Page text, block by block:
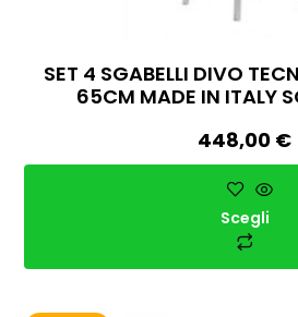
SET 4 SGABELLI DIVO
65CM MADE IN ITALY
448,00 €
Scegli